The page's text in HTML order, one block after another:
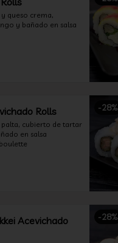
queso crema,
y bañado en salsa
-28%
Rolls
cubierto de tartar
en salsa
-28%
Acevichado